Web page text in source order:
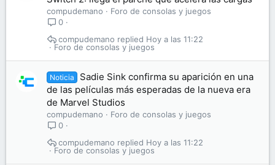
compudemano
Foro de consolas y juegos
0
Foro de consolas y juegos
Hoy a las 11:22
compudemano
Noticia
Sadie Sink confirma su aparición en una
de las películas más esperadas de la nueva era
de Marvel Studios
compudemano
Foro de consolas y juegos
0
Foro de consolas y juegos
Hoy a las 11:22
compudemano